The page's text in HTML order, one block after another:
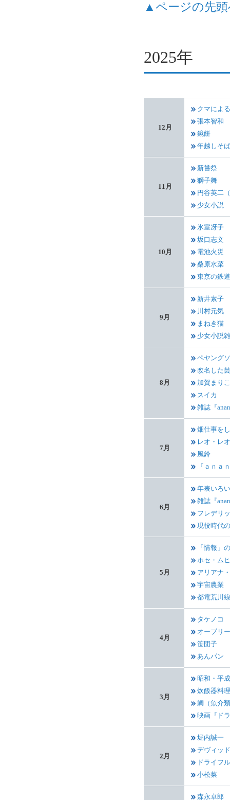
▲ページの先
2025年
12月
クマによ
張本智和
鏡餅
年越しそば
11月
新嘗祭
獅子舞
円谷英二
少女小説
10月
氷室冴子
坂口志文
電池火災
桑原水菜
東京の鉄
9月
新井素子
川村元気
まねき猫
少女小説
8月
ペヤング
改名した
加賀まりこ
スイカ
雑誌『
7月
畑仕事を
レオ・レ
風鈴
『ａｎａ
6月
年表いろ
雑誌『
フレデリ
現役時代
5月
「情報」
ホセ・ム
アリアナ
宇宙農業
都電荒川
4月
タケノコ
オーブリ
笹団子
あんパン
3月
昭和・平
炊飯器料理
鯛（魚介
映画『ド
2月
堀内誠一
デヴィッ
ドライフ
小松菜
森永卓郎